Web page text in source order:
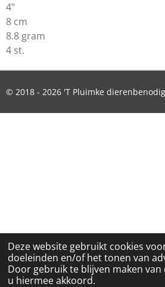
Deze website gebruikt cookies
doeleinden en/of het tonen van
Door gebruik te blijven maken van
u hiermee akkoord.
4"
8 cm
8.8 gram
4 st.
© 2018 - 2026 'T Pluimke